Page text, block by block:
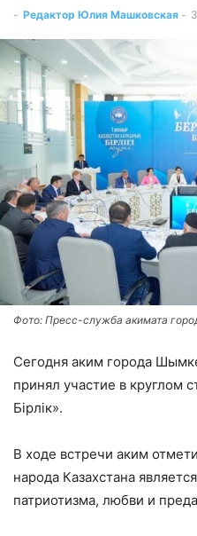
- Редактор Юлия Машковская -
Фото: Пресс-служба акимата
Сегодня аким города
принял участие в круглом
Бірлік».
В ходе встречи аким
народа Казахстана
патриотизма, любви и